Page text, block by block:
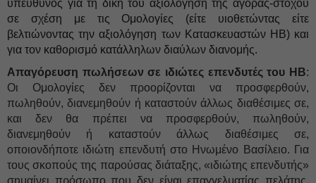
υπεύθυνος για τη δική του αξιολόγηση της αγοράς-στόχου
σε σχέση με τις Ομολογίες (είτε υιοθετώντας είτε
βελτιώνοντας την αξιολόγηση των Κατασκευαστών ΗΒ) και
για τον καθορισμό κατάλληλων διαύλων διανομής.
Απαγόρευση πωλήσεων σε ιδιώτες επενδυτές του ΗΒ:
Οι Ομολογίες δεν προορίζονται να προσφερθούν,
πωληθούν, διανεμηθούν ή καταστούν άλλως διαθέσιμες σε,
και δεν θα πρέπει να προσφερθούν, πωληθούν,
διανεμηθούν ή καταστούν άλλως διαθέσιμες σε,
οποιονδήποτε ιδιώτη επενδυτή στο Ηνωμένο Βασίλειο. Για
τους σκοπούς της παρούσας διάταξης, «ιδιώτης επενδυτής»
σημαίνει πρόσωπο που δεν είναι επαγγελματίας πελάτης,